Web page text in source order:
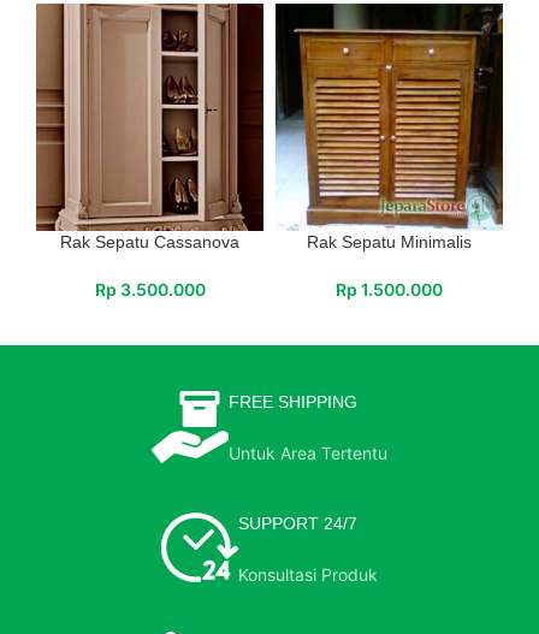
Rak Sepatu Cassanova
Rp 3.500.000
Rak Sepatu Minimalis
Rp 1.500.000
FREE SHIPPING
Untuk Area Tertentu
SUPPORT 24/7
Konsultasi Produk